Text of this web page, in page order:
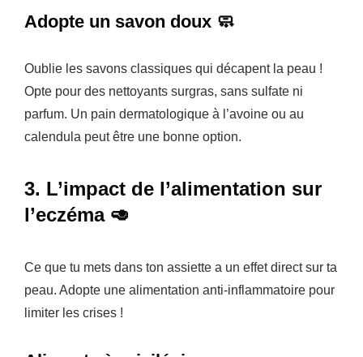
Adopte un savon doux 🧼
Oublie les savons classiques qui décapent la peau !
Opte pour des nettoyants surgras, sans sulfate ni
parfum. Un pain dermatologique à l’avoine ou au
calendula peut être une bonne option.
3. L’impact de l’alimentation sur
l’eczéma 🥑
Ce que tu mets dans ton assiette a un effet direct sur ta
peau. Adopte une alimentation anti-inflammatoire pour
limiter les crises !